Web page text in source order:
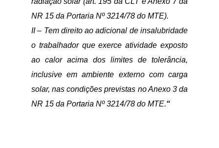
NR 15 da Portaria Nº 3214/78 do MTE).
II – Tem direito ao adicional de insalubridade
o trabalhador que exerce atividade exposto
ao calor acima dos limites de tolerância,
inclusive em ambiente externo com carga
solar, nas condições previstas no Anexo 3 da
NR 15 da Portaria Nº 3214/78 do MTE.“